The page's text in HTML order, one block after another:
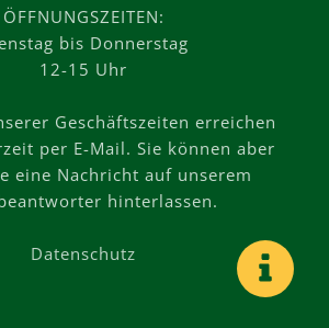
ÖFFNUNGSZEITEN:
bis Donnerstag
12-15 Uhr
Geschäftszeiten erreichen
per E-Mail. Sie können aber
eine Nachricht auf unserem
hinterlassen.
Datenschutz